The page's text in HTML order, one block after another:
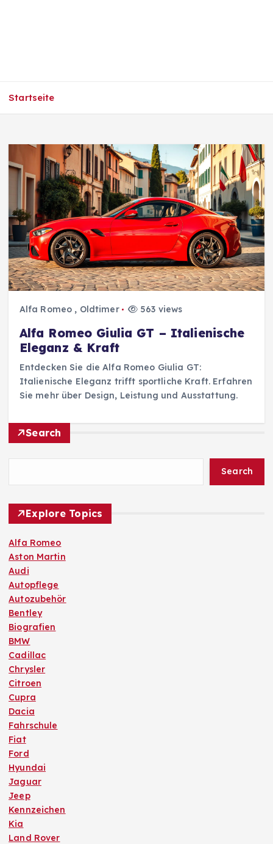
Startseite
Alfa Romeo , Oldtimer 563 views
Alfa Romeo Giulia GT – Italienische
Eleganz & Kraft
Entdecken Sie die Alfa Romeo Giulia GT:
Italienische Eleganz trifft sportliche Kraft. Erfahren
Sie mehr über Design, Leistung und Ausstattung.
Search
Search
Explore Topics
Alfa Romeo
Aston Martin
Audi
Autopflege
Autozubehör
Bentley
Biografien
BMW
Cadillac
Chrysler
Citroen
Cupra
Dacia
Fahrschule
Fiat
Ford
Hyundai
Jaguar
Jeep
Kennzeichen
Kia
Land Rover